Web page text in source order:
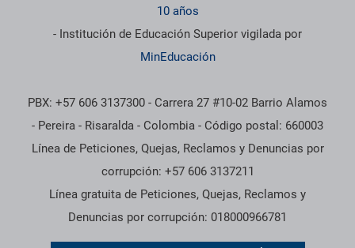
10 años
- Institución de Educación Superior vigilada por
MinEducación
PBX: +57 606 3137300 - Carrera 27 #10-02 Barrio Alamos
- Pereira - Risaralda - Colombia - Código postal: 660003
Línea de Peticiones, Quejas, Reclamos y Denuncias por
corrupción: +57 606 3137211
Línea gratuita de Peticiones, Quejas, Reclamos y
Denuncias por corrupción: 018000966781